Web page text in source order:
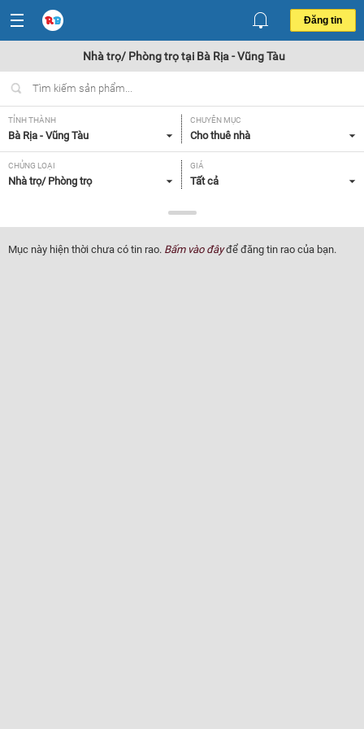
Đăng tin
Nhà trọ/ Phòng trọ tại Bà Rịa - Vũng Tàu
TỈNH THÀNH
Bà Rịa - Vũng Tàu
CHUYÊN MỤC
Cho thuê nhà
CHỦNG LOẠI
Nhà trọ/ Phòng trọ
GIÁ
Tất cả
Tất cả
Mục này hiện thời chưa có tin rao. Bấm vào đâyđể đăng tin rao của bạn.